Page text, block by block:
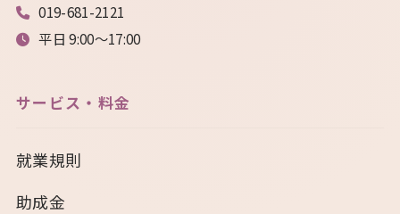
019-681-2121
平日 9:00〜17:00
サービス・料金
就業規則
助成金